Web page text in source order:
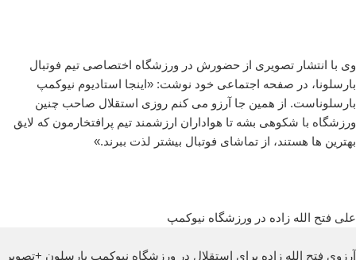
وی با انتشار تصویری از حضورش در ورزشگاه اختصاصی تیم فوتبال
بارسلونا، در صفحه اجتماعی خود نوشت: «اینجا استادیوم نیوکمپ
بارسلوناست. از همین جا آرزو می کنم روزی استقلال صاحب چنین
ورزشگاه با شکوهی بشه تا هواداران ارزشمند تیم پرافتخارمون که لایق
بهترین ها هستند، از تماشای فوتبال بیشتر لذت ببرند.»
علی فتح الله زاده در ورزشگاه نیوکمپ
آرزوی فتح الله زاده برای استقلال در ورزشگاه نیوکمپ بارسلون +تصویر